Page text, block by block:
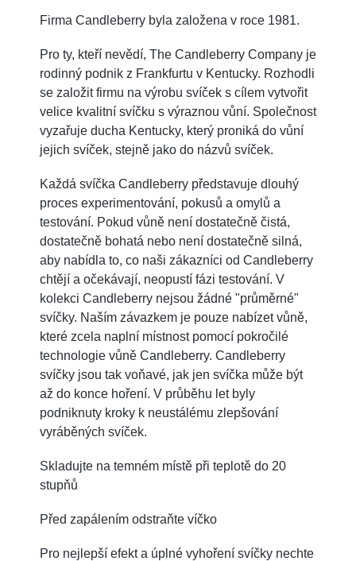
Firma Candleberry byla založena v roce 1981.
Pro ty, kteří nevědí, The Candleberry Company je
rodinný podnik z Frankfurtu v Kentucky. Rozhodli
se založit firmu na výrobu svíček s cílem vytvořit
velice kvalitní svíčku s výraznou vůní. Společnost
vyzařuje ducha Kentucky, který proniká do vůní
jejich svíček, stejně jako do názvů svíček.
Každá svíčka Candleberry představuje dlouhý
proces experimentování, pokusů a omylů a
testování. Pokud vůně není dostatečně čistá,
dostatečně bohatá nebo není dostatečně silná,
aby nabídla to, co naši zákazníci od Candleberry
chtějí a očekávají, neopustí fázi testování. V
kolekci Candleberry nejsou žádné "průměrné"
svíčky. Naším závazkem je pouze nabízet vůně,
které zcela naplní místnost pomocí pokročilé
technologie vůně Candleberry. Candleberry
svíčky jsou tak voňavé, jak jen svíčka může být
až do konce hoření. V průběhu let byly
podniknuty kroky k neustálému zlepšování
vyráběných svíček.
Skladujte na temném místě při teplotě do 20
stupňů
Před zapálením odstraňte víčko
Pro nejlepší efekt a úplné vyhoření svíčky nechte